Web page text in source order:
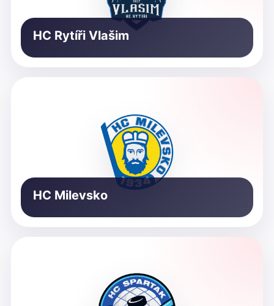
HC Rytíři Vlašim
HC Milevsko